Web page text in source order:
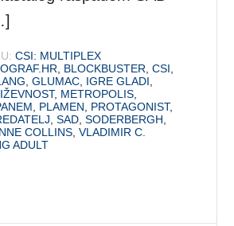
CSI: MULTIPLEX
BLOCKBUSTER ,CSI
,GLUMAC IGRE GLADI
, METROPOLIS
PLAMEN PROTAGONIST,
,SAD ,SODERBERGH
COLLINS ,VLADIMIR C.
ADULT